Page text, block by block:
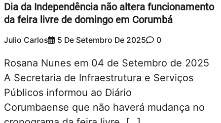
Dia da Independência não altera funcionamento
da feira livre de domingo em Corumbá
Julio Carlos 5 De Setembro De 2025 0
Rosana Nunes em 04 de Setembro de 2025
A Secretaria de Infraestrutura e Serviços
Públicos informou ao Diário
Corumbaense que não haverá mudança no